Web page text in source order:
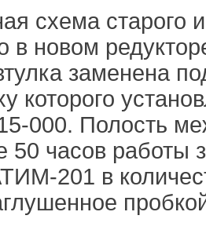
схема старого
в новом
заменена
которого
000. Полость
50 часов работы
201 в